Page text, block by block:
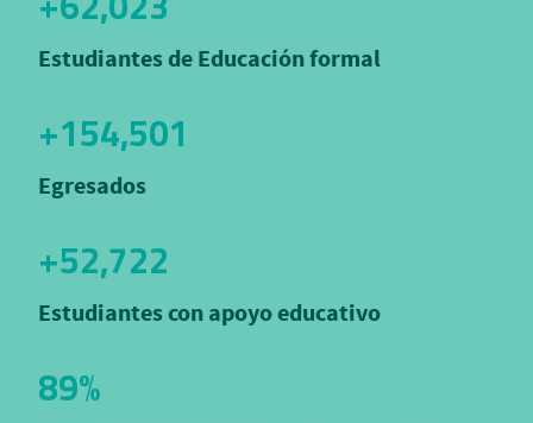
Estudiantes de Educación formal
+154,501
Egresados
+52,722
Estudiantes con apoyo educativo
89%